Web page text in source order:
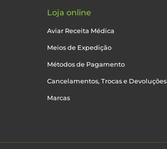
Loja online
Aviar Receita Médica
Meios de Expedição
Métodos de Pagamento
Cancelamentos, Trocas e Devoluções
Marcas